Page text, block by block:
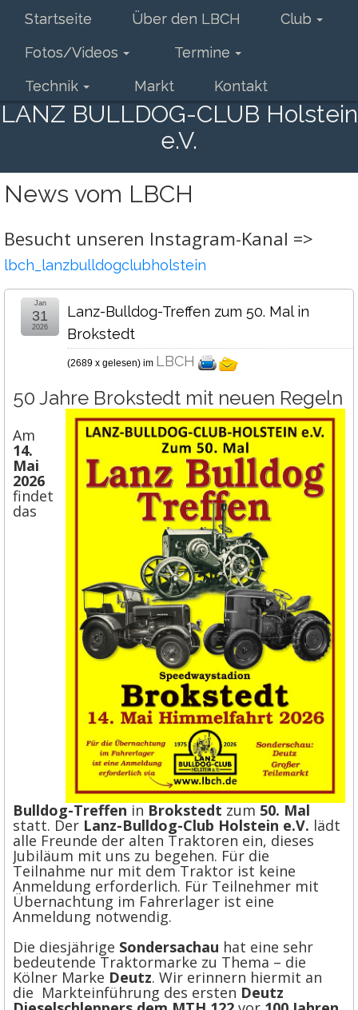
Startseite Über den LBCH
Club
Fotos/Videos
Termine
Technik
Markt Kontakt
LANZ BULLDOG-CLUB Holstein
e.V.
News vom LBCH
Besucht unseren Instagram-Kanal =>
lbch_lanzbulldogclubholstein
Lanz-Bulldog-Treffen zum 50. Mal in
Brokstedt
(2689 x gelesen) im LBCH
Jan
31
2026
50 Jahre Brokstedt mit neuen Regeln
Am
14.
Mai
2026
findet
das
Bulldog-Treffen in Brokstedt zum 50. Mal
statt. Der Lanz-Bulldog-Club Holstein e.V. lädt
alle Freunde der alten Traktoren ein, dieses
Jubiläum mit uns zu begehen. Für die
Teilnahme nur mit dem Traktor ist keine
Anmeldung erforderlich. Für Teilnehmer mit
Übernachtung im Fahrerlager ist eine
Anmeldung notwendig.
Die diesjährige Sondersachau hat eine sehr
bedeutende Traktormarke zu Thema – die
Kölner Marke Deutz. Wir erinnern hiermit an
die Markteinführung des ersten Deutz